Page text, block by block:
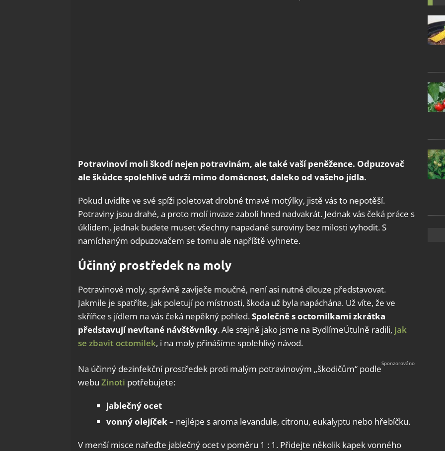
Potravinoví moli škodí nejen potravinám, ale také vaší peněžence. Odpuzovač
ale škůdce spolehlivě udrží mimo domácnost, daleko od vašeho jídla.
Pokud uvidíte ve své spíži poletovat drobné tmavé motýlky, jistě vás to nepotěší.
Potraviny jsou drahé, a proto molí invaze zabolí hned nadvakrát. Jednak vás čeká práce s
úklidem, jednak budete muset všechny napadané suroviny bez milosti vyhodit. S
namíchaným odpuzovačem se tomu ale napříště vyhnete.
Účinný prostředek na moly
Potravinové moly, správně zavíječe moučné, není asi nutné dlouze představovat.
Jakmile je spatříte, jak poletují po místnosti, škoda už byla napáchána. Už víte, že ve
skříňce s jídlem na vás čeká nepěkný pohled.Společně s octomilkami zkrátka
představují nevítané návštěvníky. Ale stejně jako jsme na BydlímeÚtulně radili, jak
se zbavit octomilek, i na moly přinášíme spolehlivý návod.
Na účinný dezinfekční prostředek proti malým potravinovým „škodičům“ podle
webu Zinoti potřebujete:
jablečný ocet
vonný olejíček– nejlépe s aroma levandule, citronu, eukalyptu nebo hřebíčku.
V menší misce nařeďte jablečný ocet v poměru 1 : 1. Přidejte několik kapek vonného